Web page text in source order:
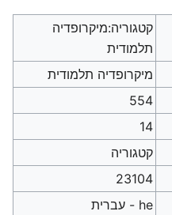
קטגוריה:מיקרופדיה
תלמודית
מיקרופדיה תלמודית
554
14
קטגוריה
23104
he - עברית